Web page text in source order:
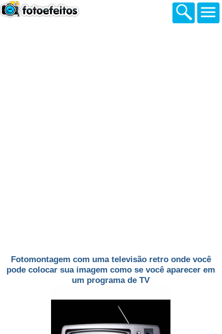
Fotomontagem com uma televisão retro onde você
pode colocar sua imagem como se você aparecer em
um programa de TV